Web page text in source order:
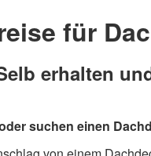
für
erhalten
suchen einen